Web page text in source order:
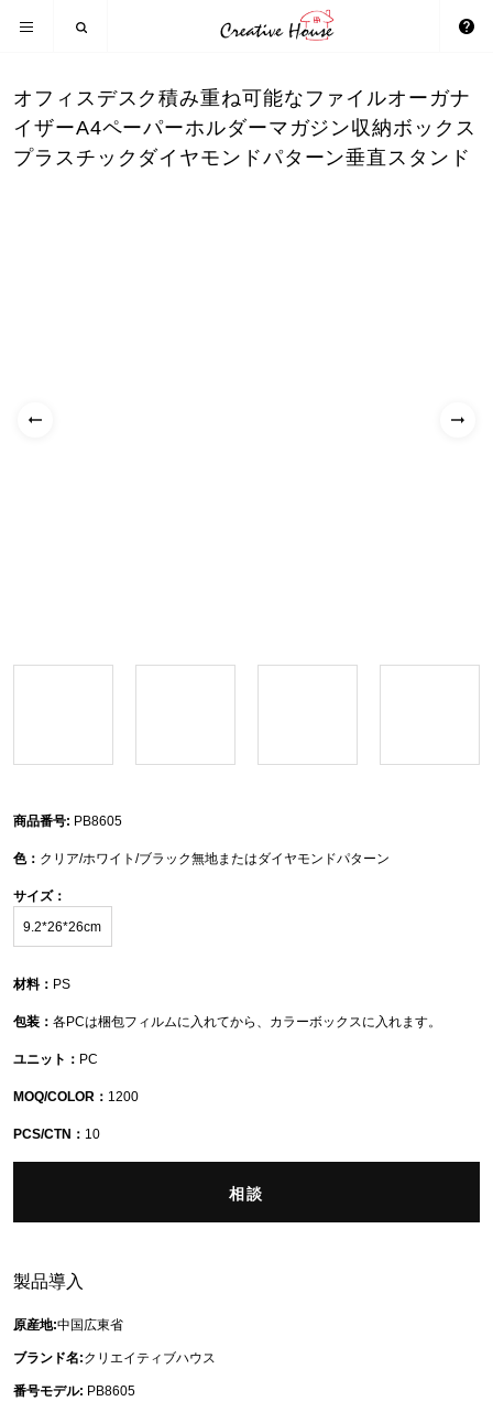
オフィスデスク積み重ね可能なファイルオーガナ
イザーA4ペーパーホルダーマガジン収納ボックス
プラスチックダイヤモンドパターン垂直スタンド
商品番号: PB8605
色： クリア/ホワイト/ブラック無地またはダイヤモンドパターン
サイズ：
9.2*26*26cm
材料： PS
包装： 各PCは梱包フィルムに入れてから、カラーボックスに入れます。
ユニット： PC
MOQ/COLOR： 1200
PCS/CTN： 10
相談
製品導入
原産地:中国広東省
ブランド名:クリエイティブハウス
番号モデル: PB8605